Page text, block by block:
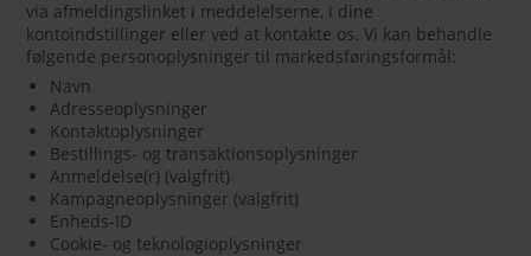
via afmeldingslinket i meddelelserne, i dine
kontoindstillinger eller ved at kontakte os. Vi kan behandle
følgende personoplysninger til markedsføringsformål:
Navn
Adresseoplysninger
Kontaktoplysninger
Bestillings- og transaktionsoplysninger
Anmeldelse(r) (valgfrit)
Kampagneoplysninger (valgfrit)
Enheds-ID
Cookie- og teknologioplysninger